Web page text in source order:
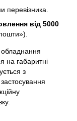
від 5000
обладнання
на габаритні
з